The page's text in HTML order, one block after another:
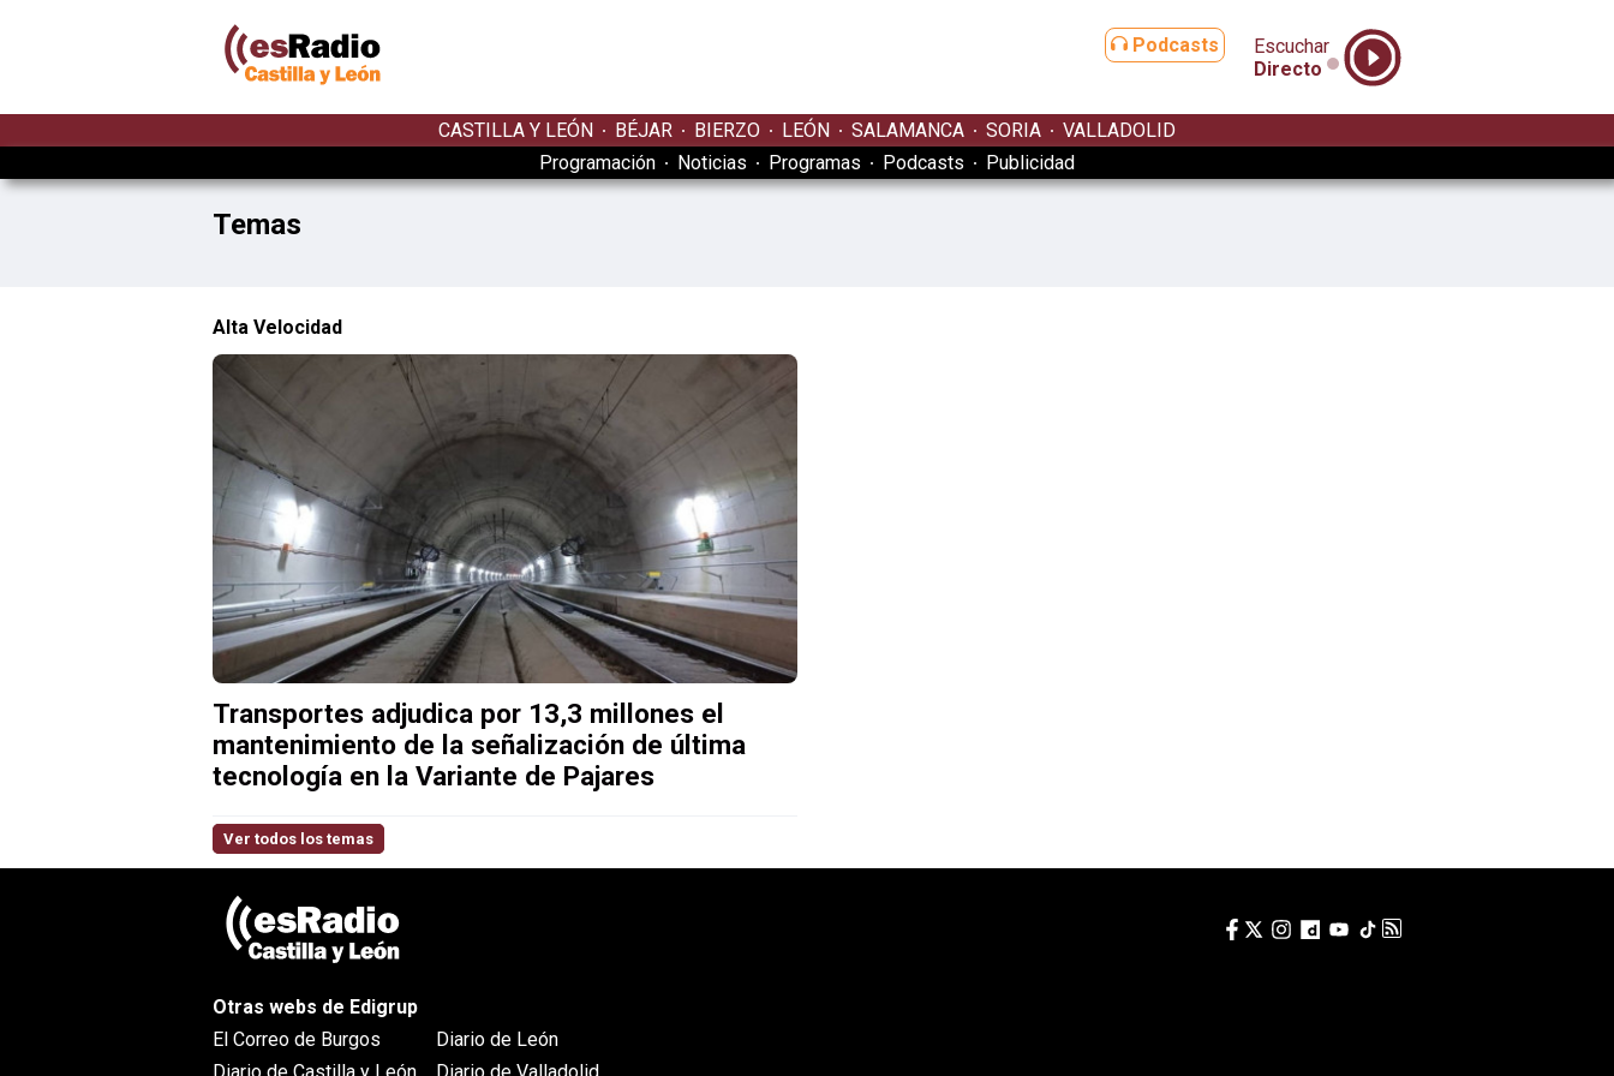
Podcasts
Escuchar
Directo
CASTILLA Y LEÓN BÉJAR BIERZO LEÓN SALAMANCA SORIA
VALLADOLID
Programación
Noticias Programas Podcasts Publicidad
Temas
Alta Velocidad
Transportes adjudica por 13,3 millones el
mantenimiento de la señalización de última
tecnología en la Variante de Pajares
Ver todos los temas
Otras webs de Edigrup
El Correo de Burgos
Diario de León